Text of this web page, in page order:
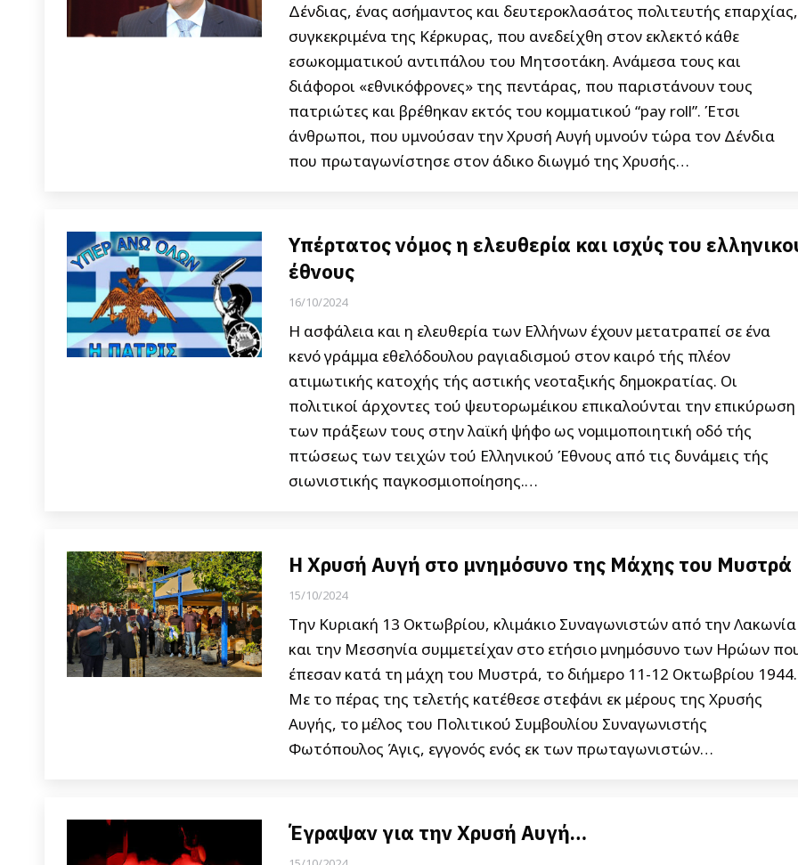
Δένδιας, ένας ασήμαντος και δευτεροκλασάτος πολιτευτής επαρχίας,
συγκεκριμένα της Κέρκυρας, που ανεδείχθη στον εκλεκτό κάθε
εσωκομματικού αντιπάλου του Μητσοτάκη. Ανάμεσα τους και
διάφοροι «εθνικόφρονες» της πεντάρας, που παριστάνουν τους
πατριώτες και βρέθηκαν εκτός του κομματικού “pay roll”. Έτσι
άνθρωποι, που υμνούσαν την Χρυσή Αυγή υμνούν τώρα τον Δένδια
που πρωταγωνίστησε στον άδικο διωγμό της Χρυσής…
Υπέρτατος νόμος η ελευθερία και ισχύς του
έθνους
16/10/2024
Η ασφάλεια και η ελευθερία των Ελλήνων έχουν μετατραπεί σε ένα
κενό γράμμα εθελόδουλου ραγιαδισμού στον καιρό τής πλέον
ατιμωτικής κατοχής τής αστικής νεοταξικής δημοκρατίας. Οι
πολιτικοί άρχοντες τού ψευτορωμέικου επικαλούνται την επικύρωση
των πράξεων τους στην λαϊκή ψήφο ως νομιμοποιητική οδό τής
πτώσεως των τειχών τού Ελληνικού Έθνους από τις δυνάμεις τής
σιωνιστικής παγκοσμιοποίησης.…
Η Χρυσή Αυγή στο μνημόσυνο της Μάχης του Μυστρά
15/10/2024
Την Κυριακή 13 Οκτωβρίου, κλιμάκιο Συναγωνιστών από την Λακωνία
και την Μεσσηνία συμμετείχαν στο ετήσιο μνημόσυνο των Ηρώων
έπεσαν κατά τη μάχη του Μυστρά, το διήμερο 11-12 Οκτωβρίου 1944.
Με το πέρας της τελετής κατέθεσε στεφάνι εκ μέρους της Χρυσής
Αυγής, το μέλος του Πολιτικού Συμβουλίου Συναγωνιστής
Φωτόπουλος Άγις, εγγονός ενός εκ των πρωταγωνιστών…
Έγραψαν για την Χρυσή Αυγή…